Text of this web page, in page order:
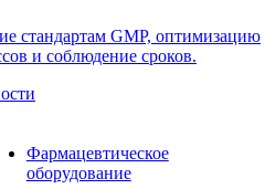
стандартам GMP, оптимизацию
и соблюдение сроков.
Фармацевтическое
оборудование